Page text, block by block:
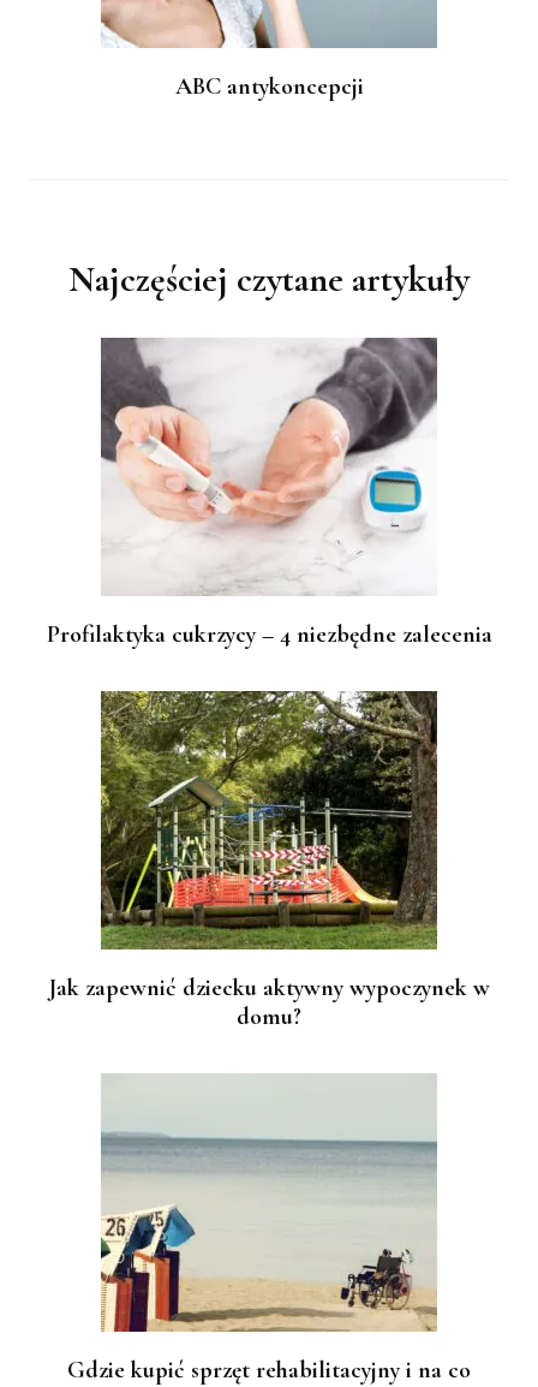
ABC antykoncepcji
Najczęściej czytane artykuły
Profilaktyka cukrzycy – 4 niezbędne zalecenia
Jak zapewnić dziecku aktywny wypoczynek w
domu?
Gdzie kupić sprzęt rehabilitacyjny i na co